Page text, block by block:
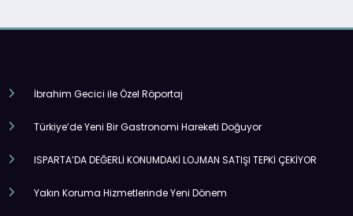
İbrahim Gecici ile Özel Röportaj
Türkiye’de Yeni Bir Gastronomi Hareketi Doğuyor
ISPARTA’DA DEĞERLİ KONUMDAKİ LOJMAN SATIŞI TEPKİ ÇEKİYOR
Yakın Koruma Hizmetlerinde Yeni Dönem